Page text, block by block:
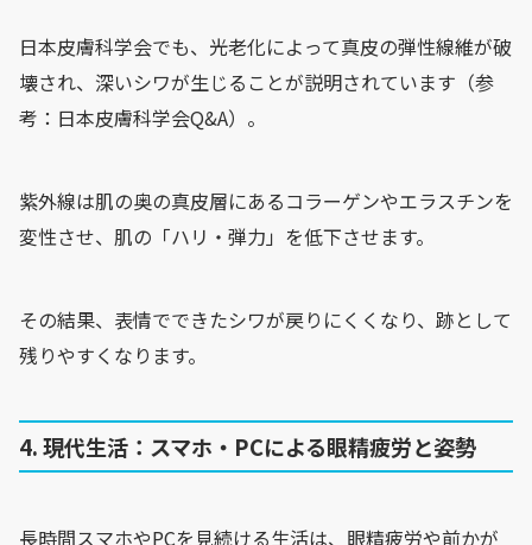
日本皮膚科学会でも、光老化によって真皮の弾性線維が破
壊され、深いシワが生じることが説明されています（参
考：日本皮膚科学会Q&A）。
紫外線は肌の奥の真皮層にあるコラーゲンやエラスチンを
変性させ、肌の「ハリ・弾力」を低下させます。
その結果、表情でできたシワが戻りにくくなり、跡として
残りやすくなります。
4. 現代生活：スマホ・PCによる眼精疲労と姿勢
長時間スマホやPCを見続ける生活は、眼精疲労や前かが